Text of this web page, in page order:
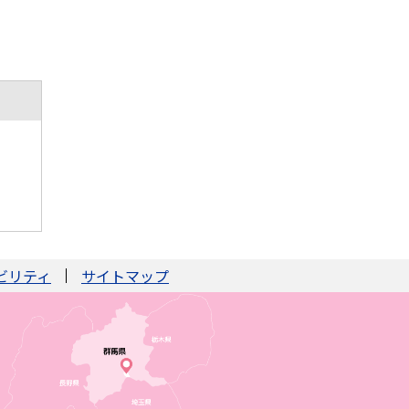
リティ サイトマップ